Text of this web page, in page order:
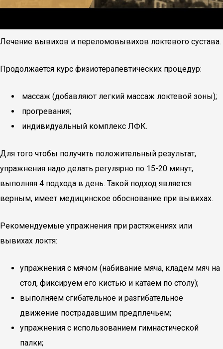
Лечение вывихов и переломовывихов локтевого сустава.
Продолжается курс физиотерапевтических процедур:
массаж (добавляют легкий массаж локтевой зоны);
прогревания;
индивидуальный комплекс ЛФК.
Для того чтобы получить положительный результат,
упражнения надо делать регулярно по 15-20 минут,
выполняя 4 подхода в день. Такой подход является
верным, имеет медицинское обоснование при вывихах.
Рекомендуемые упражнения при растяжениях или
вывихах локтя:
упражнения с мячом (набивание мяча, кладем мяч на
стол, фиксируем его кистью и катаем по столу);
выполняем сгибательное и разгибательное
движение пострадавшим предплечьем;
упражнения с использованием гимнастической
палки;